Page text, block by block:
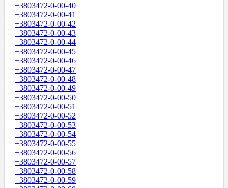
+3803472-0-00-40
+3803472-0-00-41
+3803472-0-00-42
+3803472-0-00-43
+3803472-0-00-44
+3803472-0-00-45
+3803472-0-00-46
+3803472-0-00-47
+3803472-0-00-48
+3803472-0-00-49
+3803472-0-00-50
+3803472-0-00-51
+3803472-0-00-52
+3803472-0-00-53
+3803472-0-00-54
+3803472-0-00-55
+3803472-0-00-56
+3803472-0-00-57
+3803472-0-00-58
+3803472-0-00-59